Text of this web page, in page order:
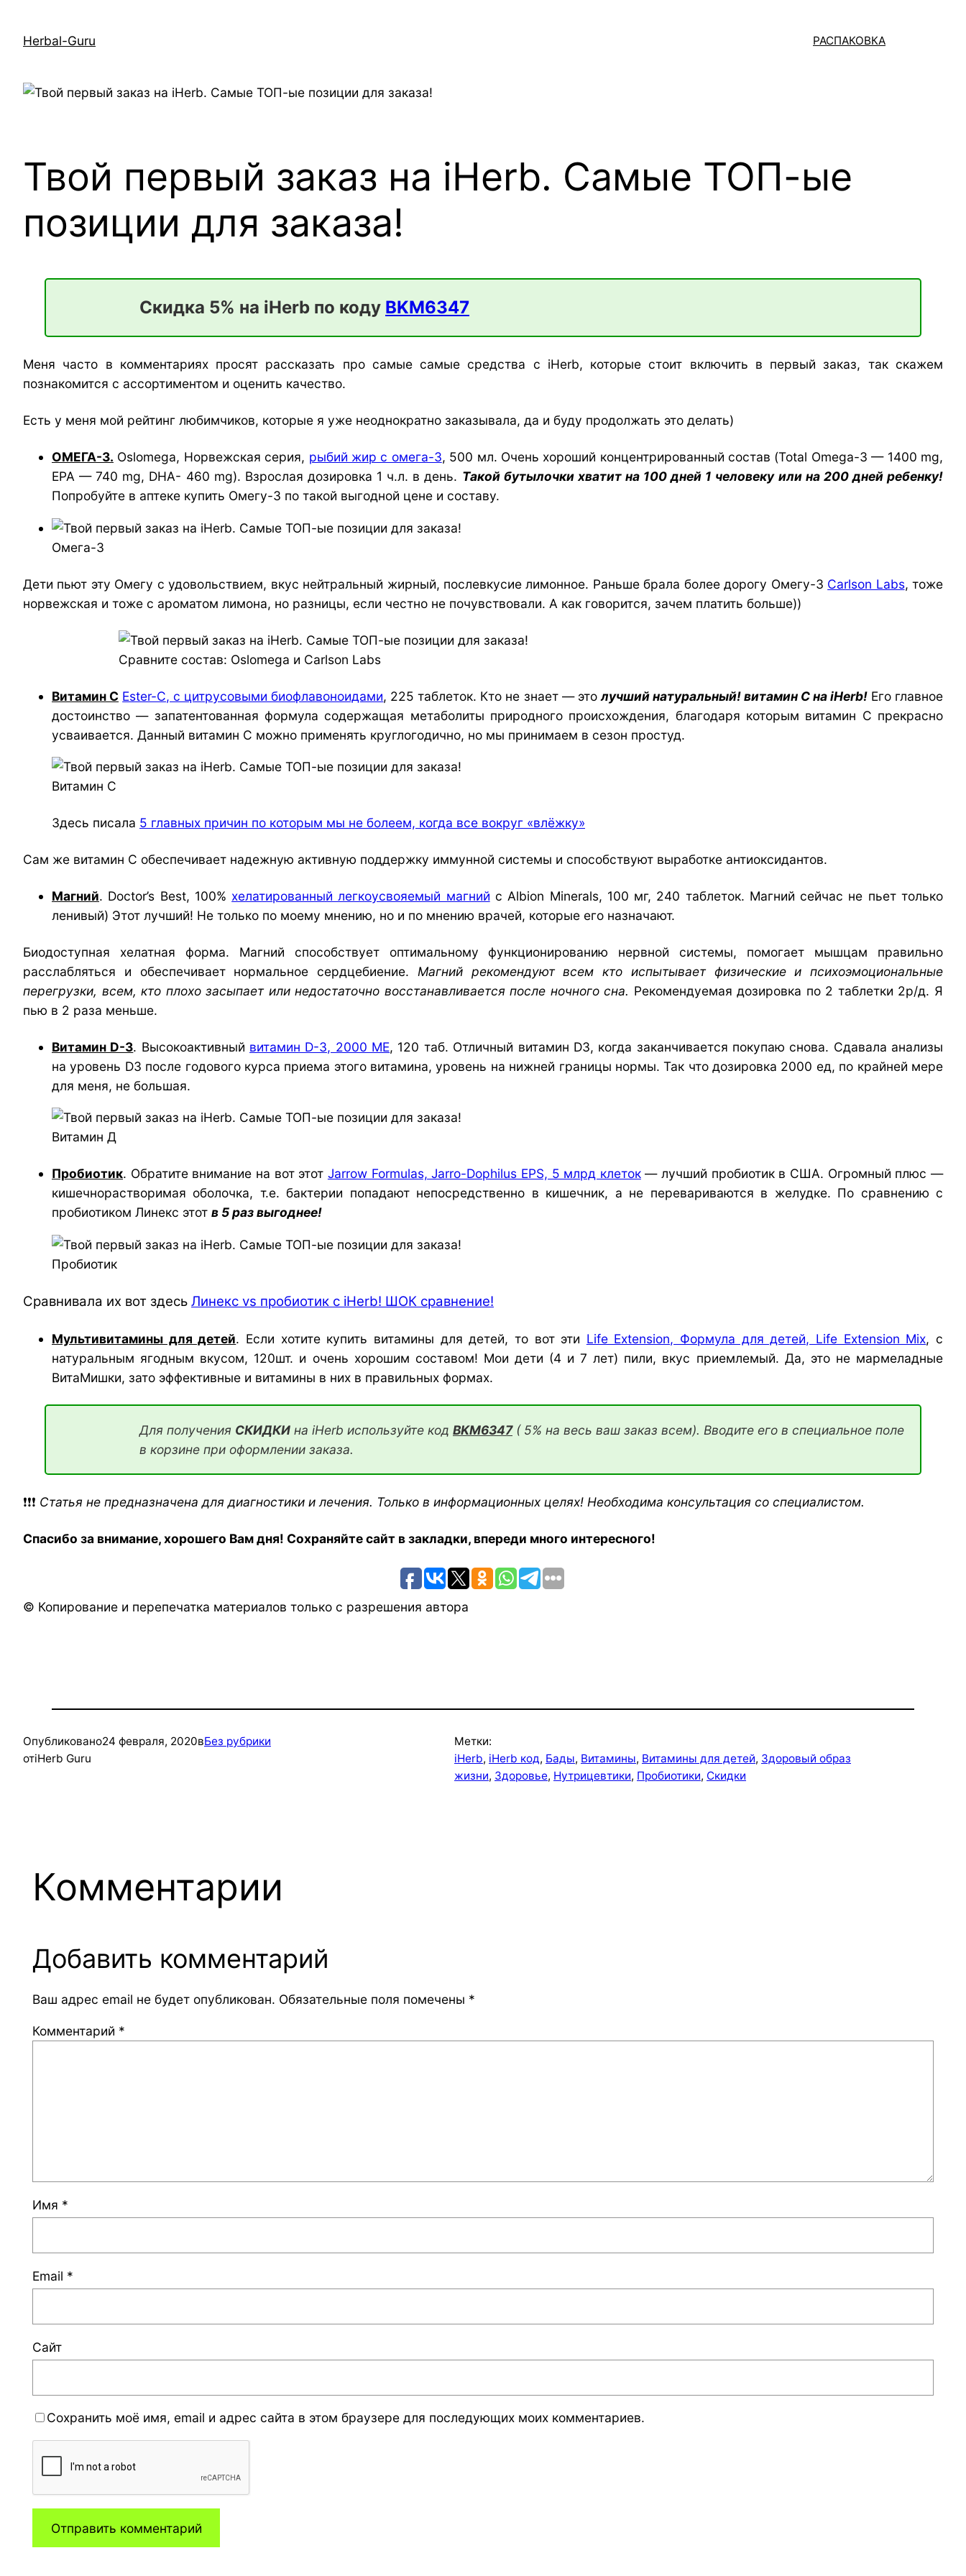
содержимому
Herbal-Guru РАСПАКОВКА
Твой первый заказ на iHerb. Самые ТОП-ые
позиции для заказа!
Скидка 5% на iHerb по коду BKM6347
Меня часто в комментариях просят рассказать про самые самые средства с iHerb, которые стоит включить в первый заказ, так скажем
познакомится с ассортиментом и оценить качество.
Есть у меня мой рейтинг любимчиков, которые я уже неоднократно заказывала, да и буду продолжать это делать)
ОМЕГА-3. Oslomega, Норвежская серия, рыбий жир с омега-3, 500 мл. Очень хороший концентрированный состав (Total Omega-3 — 1400 mg,
EPA — 740 mg, DHA- 460 mg). Взрослая дозировка 1 ч.л. в день. Такой бутылочки хватит на 100 дней 1 человеку или на 200 дней ребенку!
Попробуйте в аптеке купить Омегу-3 по такой выгодной цене и составу.
Омега-3
Дети пьют эту Омегу с удовольствием, вкус нейтральный жирный, послевкусие лимонное. Раньше брала более дорогу Омегу-3 Carlson Labs, тоже
норвежская и тоже с ароматом лимона, но разницы, если честно не почувствовали. А как говорится, зачем платить больше))
Сравните состав: Oslomega и Carlson Labs
Витамин С Ester-C, с цитрусовыми биофлавоноидами, 225 таблеток. Кто не знает — это лучший натуральный! витамин С на iHerb!Его главное
достоинство — запатентованная формула содержащая метаболиты природного происхождения, благодаря которым витамин С прекрасно
усваивается. Данный витамин С можно применять круглогодично, но мы принимаем в сезон простуд.
Витамин С
Здесь писала 5 главных причин по которым мы не болеем, когда все вокруг «влёжку»
Сам же витамин С обеспечивает надежную активную поддержку иммунной системы и способствуют выработке антиоксидантов.
Магний. Doctor’s Best, 100% хелатированный легкоусвояемый магний с Albion Minerals, 100 мг, 240 таблеток. Магний сейчас не пьет только
ленивый) Этот лучший! Не только по моему мнению, но и по мнению врачей, которые его назначают.
Биодоступная хелатная форма. Магний способствует оптимальному функционированию нервной системы, помогает мышцам правильно
расслабляться и обеспечивает нормальное сердцебиение. Магний рекомендуют всем кто испытывает физические и психоэмоциональные
перегрузки, всем, кто плохо засыпает или недостаточно восстанавливается после ночного сна. Рекомендуемая дозировка по 2 таблетки 2р/д. Я
пью в 2 раза меньше.
Витамин D-3. Высокоактивный витамин D-3, 2000 МЕ, 120 таб. Отличный витамин D3, когда заканчивается покупаю снова. Сдавала анализы
на уровень D3 после годового курса приема этого витамина, уровень на нижней границы нормы. Так что дозировка 2000 ед, по крайней мере
для меня, не большая.
Витамин Д
Пробиотик. Обратите внимание на вот этот Jarrow Formulas, Jarro-Dophilus EPS, 5 млрд клеток— лучший пробиотик в США. Огромный плюс —
кишечнорастворимая оболочка, т.е. бактерии попадают непосредственно в кишечник, а не перевариваются в желудке. По сравнению с
пробиотиком Линекс этот в 5 раз выгоднее!
Пробиотик
Сравнивала их вот здесь Линекс vs пробиотик с iHerb! ШОК сравнение!
Мультивитамины для детей. Если хотите купить витамины для детей, то вот эти Life Extension, Формула для детей, Life Extension Mix, с
натуральным ягодным вкусом, 120шт. и очень хорошим составом! Мои дети (4 и 7 лет) пили, вкус приемлемый. Да, это не мармеладные
ВитаМишки, зато эффективные и витамины в них в правильных формах.
Для получения СКИДКИ на iHerb используйте код BKM6347( 5% на весь ваш заказ всем). Вводите его в специальное поле
в корзине при оформлении заказа.
❗❗❗ Статья не предназначена для диагностики и лечения. Только в информационных целях! Необходима консультация со специалистом.
Спасибо за внимание, хорошего Вам дня! Сохраняйте сайт в закладки, впереди много интересного!
© Копирование и перепечатка материалов только с разрешения автора
Опубликовано24 февраля, 2020вБез рубрики
отiHerb Guru
Метки:
iHerb, iHerb код, Бады, Витамины, Витамины для детей, Здоровый образ
жизни, Здоровье, Нутрицевтики, Пробиотики, Скидки
Комментарии
Добавить комментарий
Ваш адрес email не будет опубликован. Обязательные поля помечены *
Комментарий *
Имя *
Email *
Сайт
Сохранить моё имя, email и адрес сайта в этом браузере для последующих моих комментариев.